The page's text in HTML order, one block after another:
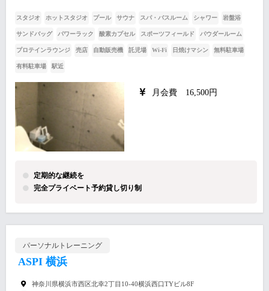
スタジオ ホットスタジオ プール サウナ スパ・バスルーム シャワー 岩盤浴
サンドバッグ パワーラック 酸素カプセル スポーツフィールド パウダールーム
プロテインラウンジ 売店 自動販売機 託児場 Wi-Fi 日焼けマシン 無料駐車場
有料駐車場 駅近
月会費 16,500円
定期的な継続を
完全プライベート予約貸し切り制
パーソナルトレーニング
ASPI 横浜
神奈川県横浜市西区北幸2丁目10-40横浜西口TYビル8F